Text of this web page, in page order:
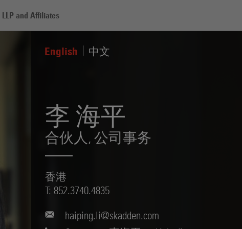
and Affiliates
English 中文
李 海平
合伙人, 公司事务
香港
T: 852.3740.4835
haiping.li@skadden.com